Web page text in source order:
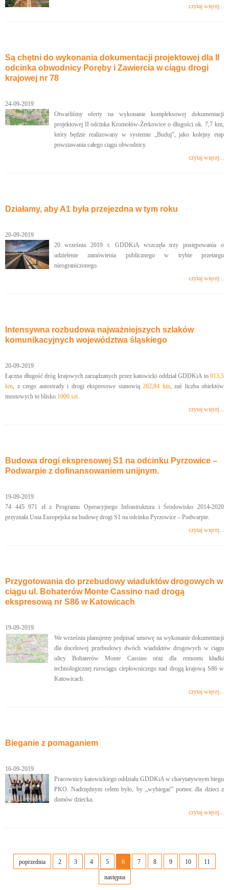
czytaj więcej...
Są chętni do wykonania dokumentacji projektowej dla II
odcinka obwodnicy Poręby i Zawiercia w ciągu drogi
krajowej nr 78
24-09-2019
Otwarliśmy oferty na wykonanie kompleksowej dokumentacji
projektowej II odcinka Kromołów-Żerkowice o długości ok. 7,7 km,
który będzie realizowany w systemie „Buduj”, jako kolejny etap
powstawania całego ciągu obwodnicy.
czytaj więcej...
Działamy, aby A1 była przejezdna w tym roku
20-09-2019
20 września 2019 r. GDDKiA wszczęła trzy postępowania o
udzielenie zamówienia publicznego w trybie przetargu
nieograniczonego.
czytaj więcej...
Intensywna rozbudowa najważniejszych szlaków
komunikacyjnych województwa śląskiego
20-09-2019
Łączna długość dróg krajowych zarządzanych przez katowicki oddział GDDKiA to913,5
km, z czego autostrady i drogi ekspresowe stanowią 282,84 km, zaś liczba obiektów
mostowych to blisko 1000 szt.
czytaj więcej...
Budowa drogi ekspresowej S1 na odcinku Pyrzowice –
Podwarpie z dofinansowaniem unijnym.
19-09-2019
74 445 971 zł z Programu Operacyjnego Infrastruktura i Środowisko 2014-2020
przyznała Unia Europejska na budowę drogi S1 na odcinku Pyrzowice – Podwarpie.
czytaj więcej...
Przygotowania do przebudowy wiaduktów drogowych w
ciągu ul. Bohaterów Monte Cassino nad drogą
ekspresową nr S86 w Katowicach
19-09-2019
We wrześniu planujemy podpisać umowę na wykonanie dokumentacji
dla docelowej przebudowy dwóch wiaduktów drogowych w ciągu
ulicy Bohaterów Monte Cassino oraz dla remontu kładki
technologicznej rurociągu ciepłowniczego nad drogą krajową S86 w
Katowicach.
czytaj więcej...
Bieganie z pomaganiem
16-09-2019
Pracownicy katowickiego oddziału GDDKiA w charytatywnym biegu
PKO. Nadrzędnym celem było, by „wybiegać” pomoc dla dzieci z
domów dziecka.
czytaj więcej...
poprzednia 2 3 4 5 6 7 8 9 10 11
następna